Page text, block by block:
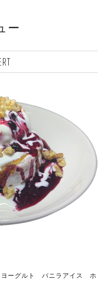
ー
ーグルト バニラアイス ホ